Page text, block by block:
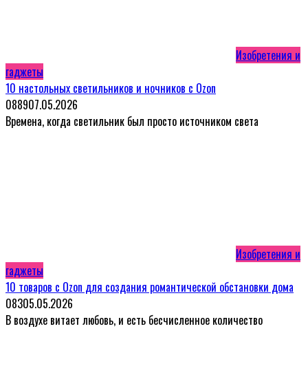
Изобретения и
гаджеты
10 настольных светильников и ночников с Ozon
088907.05.2026
Времена, когда светильник был просто источником света
Изобретения и
гаджеты
10 товаров с Ozon для создания романтической обстановки дома
08305.05.2026
В воздухе витает любовь, и есть бесчисленное количество